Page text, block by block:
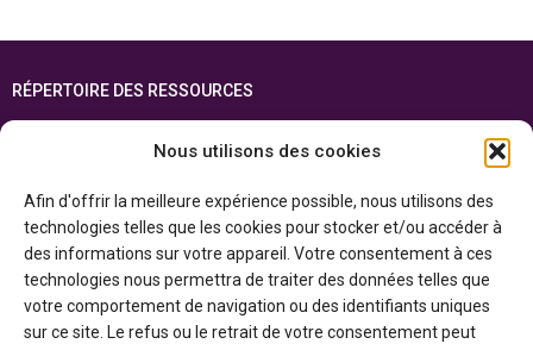
Nous utilisons des cookies
Afin d'offrir la meilleure expérience possible, nous utilisons des
technologies telles que les cookies pour stocker et/ou accéder à
des informations sur votre appareil. Votre consentement à ces
technologies nous permettra de traiter des données telles que
votre comportement de navigation ou des identifiants uniques
sur ce site. Le refus ou le retrait de votre consentement peut
RÉPERTOIRE DES RESSOURCES
ENGLISH
Cette ressource est réalisée grâce au soutien financier du gouvernement de
l’Ontario et du gouvernement duCanada par l’entremise du ministère du
Patrimoine canadien